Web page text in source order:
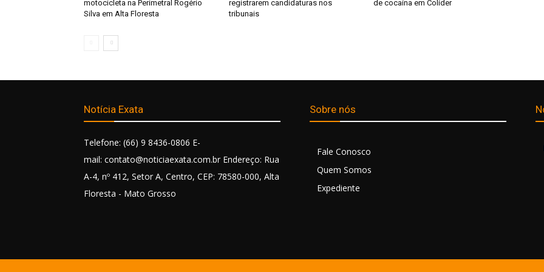
motocicleta na Perimetral Rogério
Silva em Alta Floresta
registrarem candidaturas nos
tribunais
de cocaína em Colíder
Notícia Exata
Telefone: (66) 9 8436-0806 E-
mail: contato@noticiaexata.com.br Endereço: Rua
A-4, nº 412, Setor A, Centro, CEP: 78580-000, Alta
Floresta - Mato Grosso
Sobre nós
Fale Conosco
Quem Somos
Expediente